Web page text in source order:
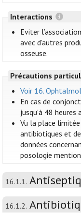
Interactions
Eviter
avec d’autres
osseuse.
Précautions
Voir 16.
En cas de
jusqu'à 48 heures
Vu la place
antibiotiques et
données
posologie
16.1.1.
16.1.2.